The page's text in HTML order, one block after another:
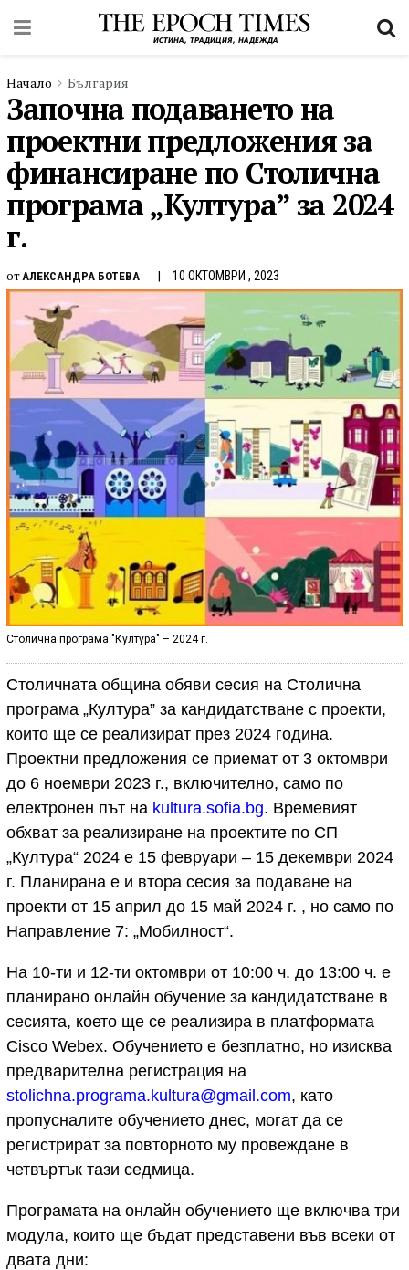
Начало България
Започна подаването на
проектни предложения за
финансиране по Столична
програма „Култура” за 2024
г.
от АЛЕКСАНДРА БОТЕВА 10 ОКТОМВРИ , 2023
Столична програма "Култура" – 2024 г.
Столичната община обяви сесия на Столична
програма „Култура” за кандидатстване с проекти,
които ще се реализират през 2024 година.
Проектни предложения се приемат от 3 октомври
до 6 ноември 2023 г., включително, само по
електронен път на kultura.sofia.bg. Времевият
обхват за реализиране на проектите по СП
„Култура“ 2024 е 15 февруари – 15 декември 2024
г. Планирана е и втора сесия за подаване на
проекти от 15 април до 15 май 2024 г. , но само по
Направление 7: „Мобилност“.
На 10-ти и 12-ти октомври от 10:00 ч. до 13:00 ч. е
планирано онлайн обучение за кандидатстване в
сесията, което ще се реализира в платформата
Cisco Webex. Обучението е безплатно, но изисква
предварителна регистрация на
stolichna.programa.kultura@gmail.com, като
пропусналите обучението днес, могат да се
регистрират за повторното му провеждане в
четвъртък тази седмица.
Програмата на онлайн обучението ще включва три
модула, които ще бъдат представени във всеки от
двата дни: